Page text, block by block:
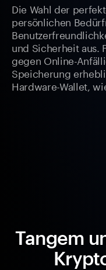
Die Wahl der
persönlichen
und Sicherheit aus.
gegen Online-
Speicherung
Hardware-Wallet,
Tangem